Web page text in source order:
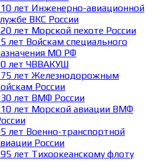
лет Инженерно-авиационной
ВКС России
лет Морской пехоте России
лет Войскам специального
МО РФ
лет ЧВВАКУШ
лет Железнодорожным
России
лет ВМФ России
лет Морской авиации ВМФ
лет Военно-транспортной
России
лет Тихоокеанскому флоту